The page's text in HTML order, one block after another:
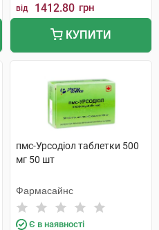
від 1412.80 грн
КУПИТИ
пмс-Урсодіол таблетки 500
мг 50 шт
Фармасайнс
Є в наявності